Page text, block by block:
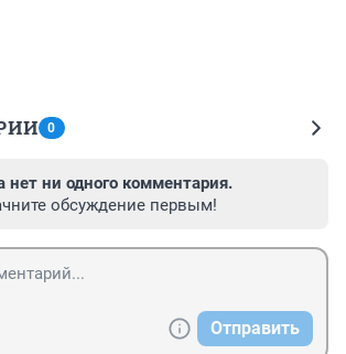
0
нет ни одного комментария.
обсуждение первым!
Отправить